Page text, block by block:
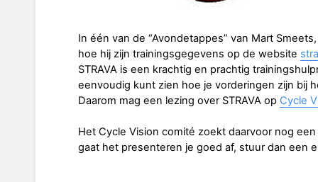
In één van de “Avondetappes” van Mart
hoe hij zijn trainingsgegevens op de website
STRAVA is een krachtig en prachtig
eenvoudig kunt zien hoe je vorderingen zijn bij
Daarom mag een lezing over STRAVA op Cycle
Het Cycle Vision comité zoekt daarvoor nog
gaat het presenteren je goed af, stuur dan een